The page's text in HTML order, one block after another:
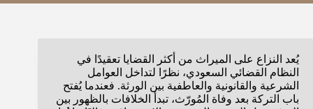
يُعد النزاع على الميراث من أكثر القضايا تعقيدًا في
النظام القضائي السعودي، نظرًا لتداخل العوامل
الشرعية والقانونية والعاطفية بين الورثة. فعندما يُفتح
باب التركة بعد وفاة المُورّث، تبدأ الخلافات بالظهور بين